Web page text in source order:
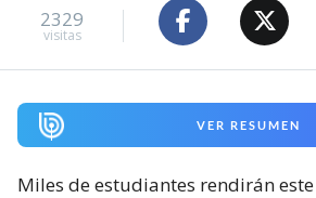
2329
visitas
VER RESUMEN
Miles de estudiantes rendirán